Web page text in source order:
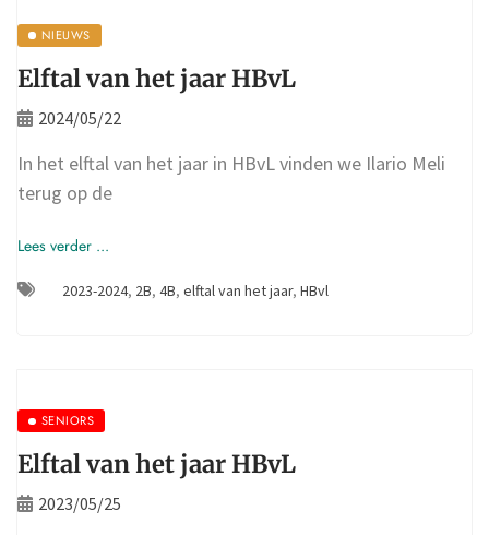
NIEUWS
Elftal van het jaar HBvL
2024/05/22
In het elftal van het jaar in HBvL vinden we Ilario Meli
terug op de
Lees verder ...
2023-2024, 2B, 4B, elftal van het jaar, HBvl
SENIORS
Elftal van het jaar HBvL
2023/05/25